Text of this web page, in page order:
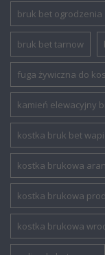
bruk bet ogrodzenia
bruk bet tarnow
fuga żywiczna do
kamień elewacyjny
kostka bruk bet
kostka brukowa
kostka brukowa
kostka brukowa